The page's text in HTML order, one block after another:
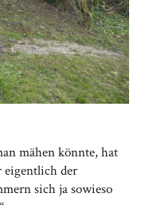
mähen könnte, hat
eigentlich der
sich ja sowieso